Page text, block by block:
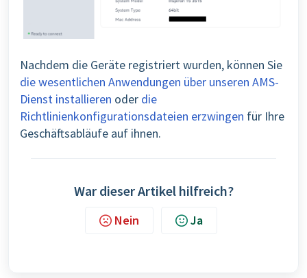
Nachdem die Geräte registriert wurden, können Sie
die wesentlichen Anwendungen über unseren AMS-
Dienst installieren oder die
Richtlinienkonfigurationsdateien erzwingen für Ihre
Geschäftsabläufe auf ihnen.
War dieser Artikel hilfreich?
Nein Ja